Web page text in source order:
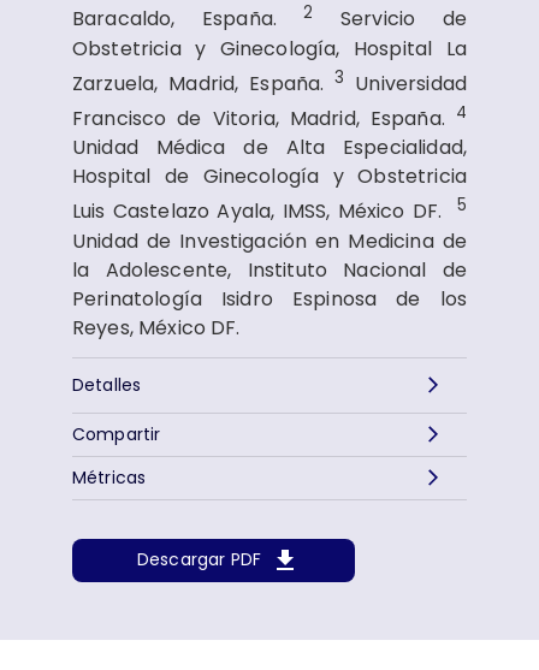
Baracaldo, España.2Servicio de
Obstetricia y Ginecología, Hospital La
Zarzuela, Madrid, España.3 Universidad
Francisco de Vitoria, Madrid, España. 4
Unidad Médica de Alta Especialidad,
Hospital de Ginecología y Obstetricia
Luis Castelazo Ayala, IMSS, México DF.
5
Unidad de Investigación en Medicina de
la Adolescente, Instituto Nacional de
Perinatología Isidro Espinosa de los
Reyes, México DF.
Detalles
Descargar PDF
Métricas
Compartir